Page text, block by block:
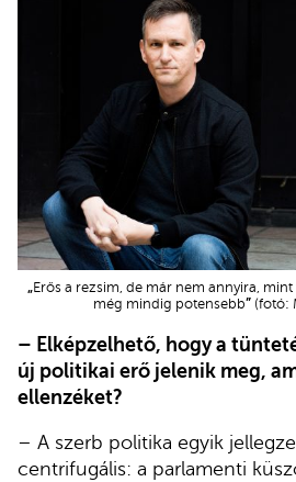
„Erős a rezsim, de már nem annyira,
még mindig potensebb” (fotó:
– Elképzelhető, hogy a
új politikai erő jelenik meg,
ellenzéket?
– A szerb politika egyik
centrifugális: a parlamenti